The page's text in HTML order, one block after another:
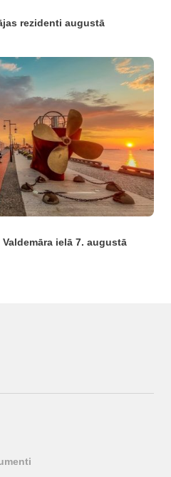
rezidenti augustā
ielā 7. augustā